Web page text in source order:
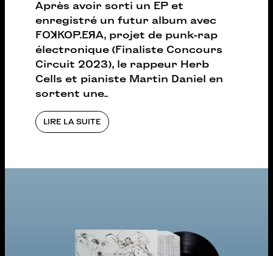
Après avoir sorti un EP et
enregistré un futur album avec
FOꓘKOP.EЯA, projet de punk-rap
électronique (Finaliste Concours
Circuit 2023), le rappeur Herb
Cells et pianiste Martin Daniel en
sortent une...
LIRE LA SUITE